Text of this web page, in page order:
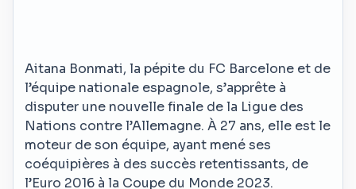
Aitana Bonmati, la pépite du FC Barcelone et de
l’équipe nationale espagnole, s’apprête à
disputer une nouvelle finale de la Ligue des
Nations contre l’Allemagne. À 27 ans, elle est le
moteur de son équipe, ayant mené ses
coéquipières à des succès retentissants, de
l’Euro 2016 à la Coupe du Monde 2023.